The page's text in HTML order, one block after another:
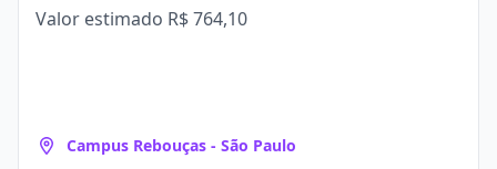
Valor estimado R$ 764,10
Campus Rebouças - São Paulo